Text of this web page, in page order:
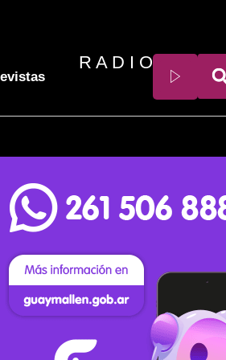
R A D I O